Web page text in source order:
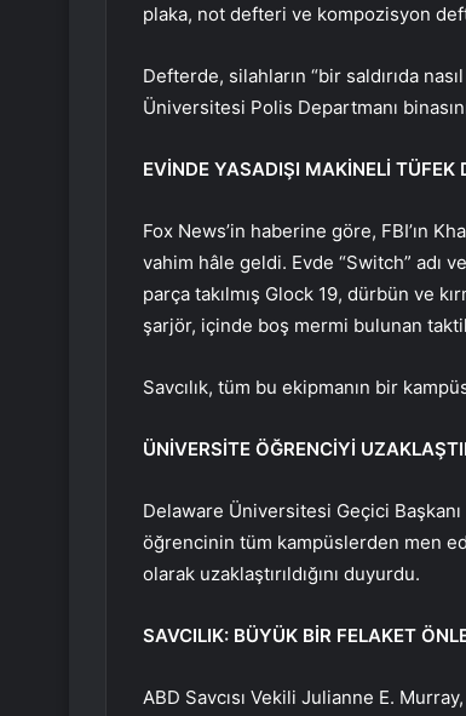
plaka, not defteri ve kompozisyon
Defterde, silahların “bir saldırıda
Üniversitesi Polis Departmanı
EVİNDE YASADIŞI MAKİNELİ TÜFEK
Fox News’in haberine göre, FBI’ın
vahim hâle geldi. Evde “Switch” adı
parça takılmış Glock 19, dürbün ve
şarjör, içinde boş mermi bulunan
Savcılık, tüm bu ekipmanın bir
ÜNİVERSİTE ÖĞRENCİYİ
Delaware Üniversitesi Geçici
öğrencinin tüm kampüslerden men
olarak uzaklaştırıldığını duyurdu.
SAVCILIK: BÜYÜK BİR FELAKET
ABD Savcısı Vekili Julianne E.